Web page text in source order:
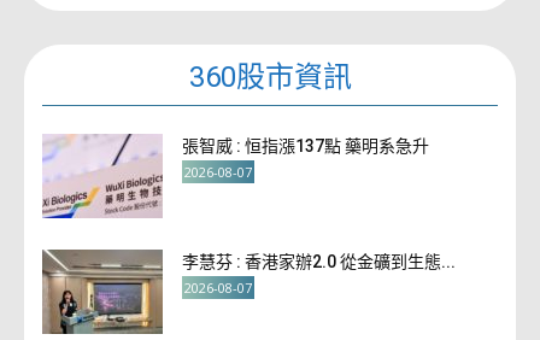
360股市資訊
張智威 : 恒指漲137點 藥明系急升
2026-08-07
李慧芬 : 香港家辦2.0 從金礦到生態...
2026-08-07